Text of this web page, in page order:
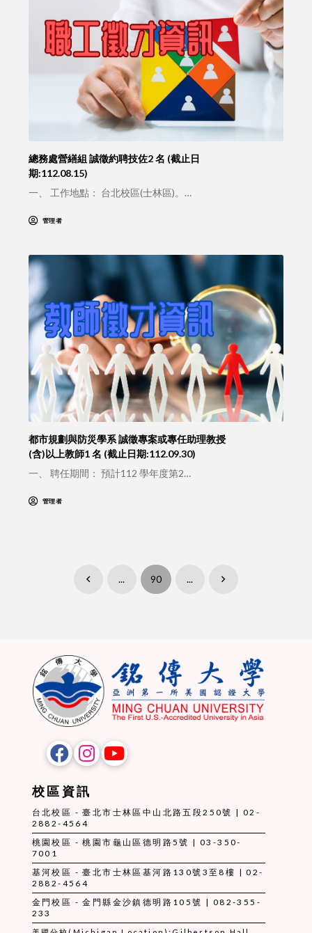
總務處營繕組 誠徵約聘技佐2 名 (截止日
期:112.08.15)
一、 工作地點： 台北校區(士林區)。…
管理者
都市規劃與防災學系 誠徵專案或專任助理教授
(含)以上教師1 名 (截止日期:112.09.30)
一、 聘任期間： 預計112 學年度第2…
管理者
Prev ... 90 ... Next
校區資訊
台北校區 - 臺北市士林區中山北路五段250號 | 02-
2882-4564
桃園校區 - 桃園市龜山區德明路5號 | 03-350-
7001
基河校區 - 臺北市士林區基河路130號3至8樓 | 02-
2882-4564
金門校區 - 金門縣金沙鎮德明路105號 | 082-355-
233